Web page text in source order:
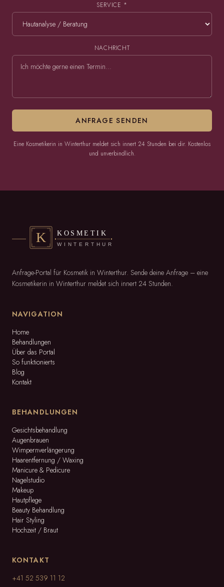
SERVICE *
NACHRICHT
ANFRAGE SENDEN
Eine Kosmetikerin in Winterthur meldet sich innert 24 Stunden bei dir. Kostenlos
und unverbindlich.
Anfrage-Portal für Kosmetik in Winterthur. Sende deine Anfrage – eine
Kosmetikerin in Winterthur meldet sich innert 24 Stunden.
NAVIGATION
Home
Behandlungen
Über das Portal
So funktionierts
Blog
Kontakt
BEHANDLUNGEN
Gesichtsbehandlung
Augenbrauen
Wimpernverlängerung
Haarentfernung / Waxing
Manicure & Pedicure
Nagelstudio
Makeup
Hautpflege
Beauty Behandlung
Hair Styling
Hochzeit / Braut
KONTAKT
+41 52 539 11 12